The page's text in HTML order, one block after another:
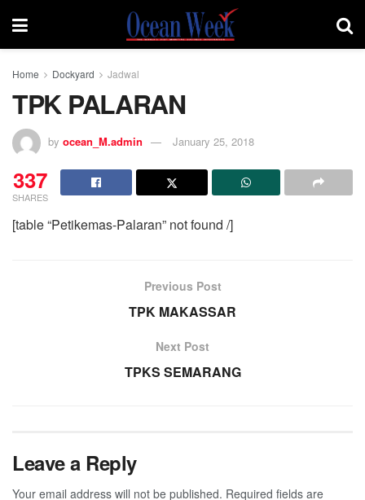
Home Dockyard Jadwal
TPK PALARAN
by ocean_M.admin January 25, 2018
337
SHARES
[table “Petikemas-Palaran” not found /]
Previous Post
TPK MAKASSAR
Next Post
TPKS SEMARANG
Leave a Reply
Your email address will not be published. Required fields are